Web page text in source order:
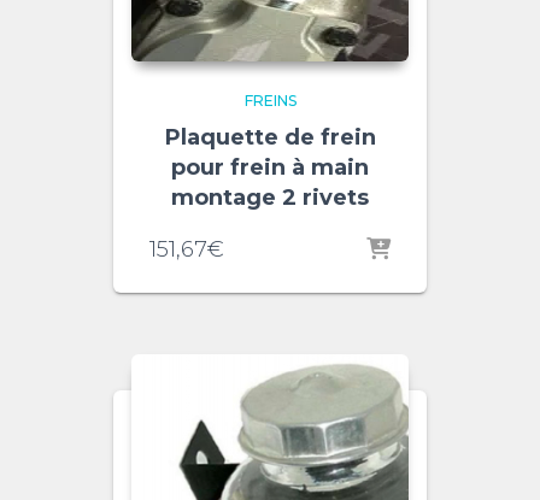
FREINS
Plaquette de frein
pour frein à main
montage 2 rivets
151,67€